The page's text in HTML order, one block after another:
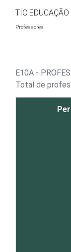
Ir para o conteúdo
TIC
Professores
E10A -
Total de